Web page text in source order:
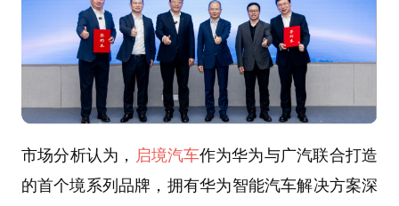
市场分析认为， 启境汽车作为华为与广汽联合打造
的首个境系列品牌，拥有华为智能汽车解决方案深